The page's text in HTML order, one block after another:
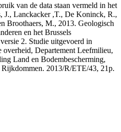
van de data staan vermeld in het
J., Lanckacker ,T., De Koninck, R.,
Broothaers, M., 2013. Geologisch
en het Brussels
2. Studie uitgevoerd in
overheid, Departement Leefmilieu,
Land en Bodembescherming,
2013/R/ETE/43, 21p.